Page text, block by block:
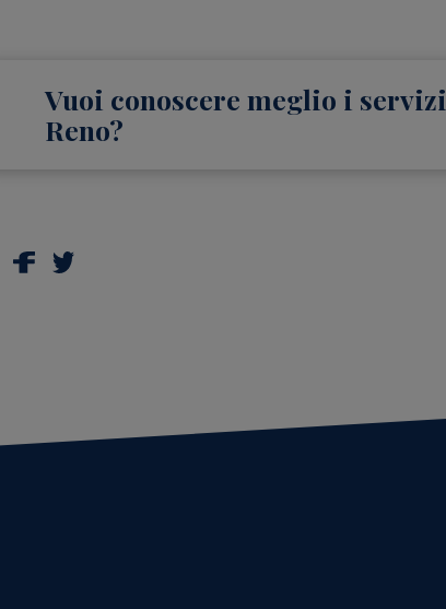
Vuoi conoscere meglio i servizi
Reno?